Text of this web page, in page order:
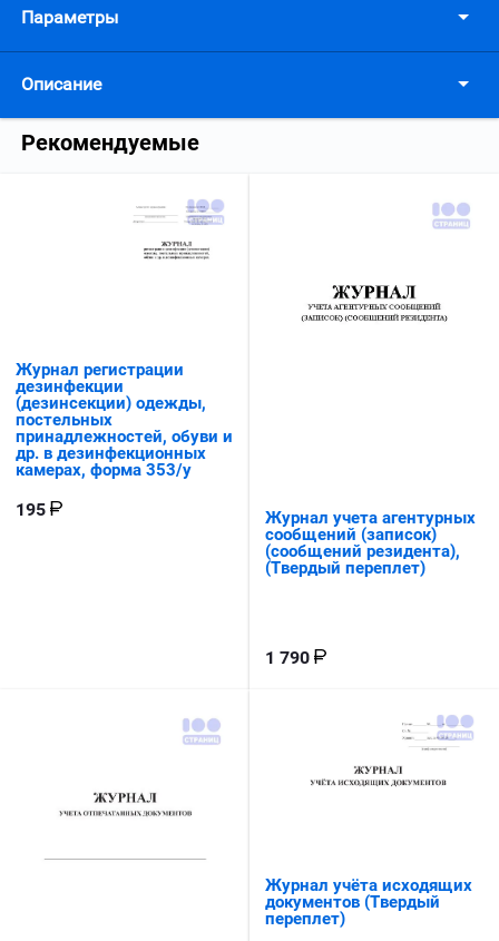
Параметры
Описание
Рекомендуемые
Журнал регистрации
дезинфекции
(дезинсекции) одежды,
постельных
принадлежностей, обуви и
др. в дезинфекционных
камерах, форма 353/у
195
Журнал учета агентурных
сообщений (записок)
(сообщений резидента),
(Твердый переплет)
1 790
Журнал учёта исходящих
документов (Твердый
переплет)